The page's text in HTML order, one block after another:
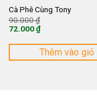
Cà Phê Cùng Tony
90.000₫
90.000 ₫.
72.000₫
hiện
là:
Thêm vào giỏ